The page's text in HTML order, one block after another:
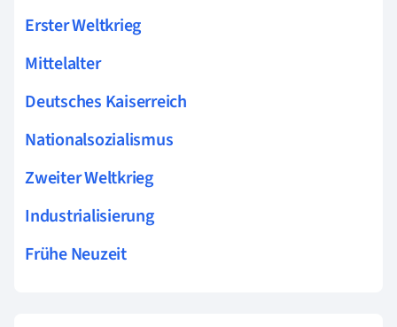
Erster Weltkrieg
Mittelalter
Deutsches Kaiserreich
Nationalsozialismus
Zweiter Weltkrieg
Industrialisierung
Frühe Neuzeit